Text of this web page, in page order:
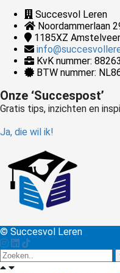
Succesvol Leren
Noordammerlaan
1185XZ
KvK nummer:
BTW nummer:
Onze ‘Succespost’
Gratis tips, inzichten en
Ja, die wil ik!
© Succesvol Leren